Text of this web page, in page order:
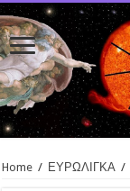
Home / ΕΥΡΩΛΙΓΚΑ /